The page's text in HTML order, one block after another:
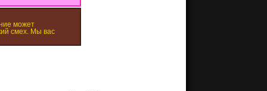
может
смех. Мы вас